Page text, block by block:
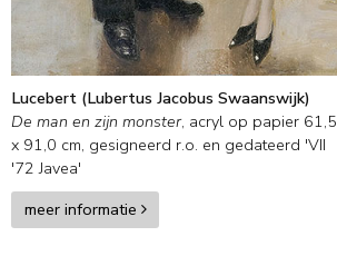
Lucebert (Lubertus Jacobus Swaanswijk)
De man en zijn monster, acryl op papier 61,5
x 91,0 cm, gesigneerd r.o. en gedateerd 'VII
'72 Javea'
meer informatie